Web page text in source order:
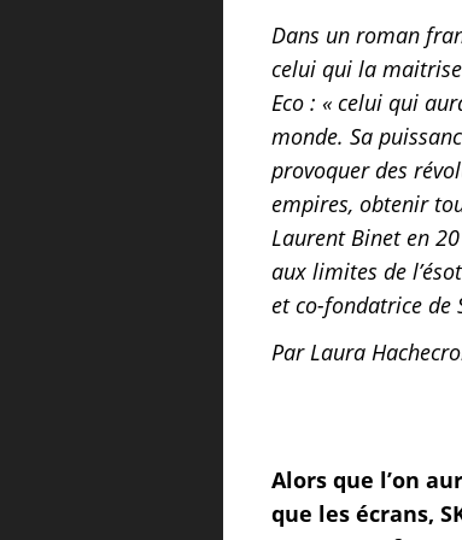
Dans un roman
celui qui la
Eco : « celui qui
monde. Sa
provoquer des
empires, obtenir
Laurent Binet en
aux limites de
et co-fondatrice de
Par Laura
Alors que l’on
que les écrans,